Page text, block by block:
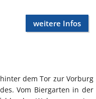
weitere Infos
dem Tor zur Vorburg
Vom Biergarten in der